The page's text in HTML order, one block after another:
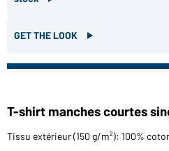
GET THE LOOK
T-shirt manches courtes
Tissu extérieur (150 g/m²): 100%